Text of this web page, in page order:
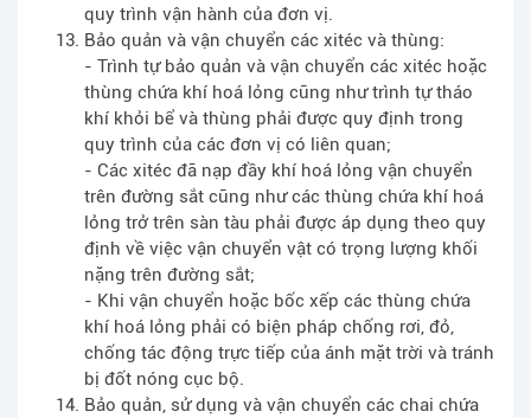
quy trình vận hành của đơn vị.
Bảo quản và vận chuyển các xitéc và thùng:
- Trình tự bảo quản và vận chuyển các xitéc hoặc
thùng chứa khí hoá lỏng cũng như trình tự tháo
khí khỏi bể và thùng phải được quy định trong
quy trình của các đơn vị có liên quan;
- Các xitéc đã nạp đầy khí hoá lỏng vận chuyển
trên đường sắt cũng như các thùng chứa khí hoá
lỏng trở trên sàn tàu phải được áp dụng theo quy
định về việc vận chuyển vật có trọng lượng khối
nặng trên đường sắt;
- Khi vận chuyển hoặc bốc xếp các thùng chứa
khí hoá lỏng phải có biện pháp chống rơi, đỏ,
chống tác động trực tiếp của ánh mặt trời và tránh
bị đốt nóng cục bộ.
Bảo quản, sử dụng và vận chuyển các chai chứa